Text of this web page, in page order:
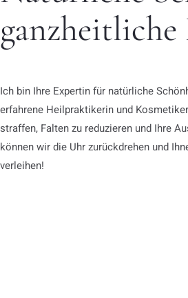
Ich bin Ihre Expertin für natürliche
erfahrene Heilpraktikerin und
straffen, Falten zu reduzieren und Ihre
können wir die Uhr zurückdrehen und
verleihen!